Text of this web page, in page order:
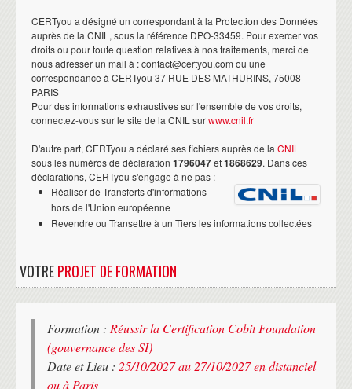
CERTyou a désigné un correspondant à la Protection des Données
auprès de la CNIL, sous la référence DPO-33459. Pour exercer vos
droits ou pour toute question relatives à nos traitements, merci de
nous adresser un mail à : contact@certyou.com ou une
correspondance à CERTyou 37 RUE DES MATHURINS, 75008
PARIS
Pour des informations exhaustives sur l'ensemble de vos droits,
connectez-vous sur le site de la CNIL surwww.cnil.fr
D'autre part, CERTyou a déclaré ses fichiers auprès de la CNIL
sous les numéros de déclaration 1796047et1868629. Dans ces
déclarations, CERTyou s'engage à ne pas :
Réaliser de Transferts d'informations
hors de l'Union européenne
Revendre ou Transettre à un Tiers les informations collectées
VOTREPROJET DE FORMATION
Formation : Réussir la Certification Cobit Foundation
(gouvernance des SI)
Date et Lieu : 25/10/2027 au 27/10/2027 en distanciel
ou à Paris